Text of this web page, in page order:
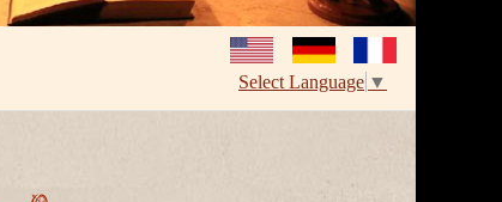
Select Language ▼